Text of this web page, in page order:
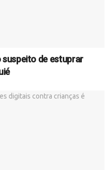
suspeito de estuprar